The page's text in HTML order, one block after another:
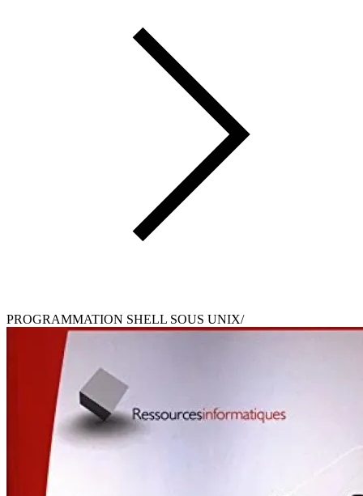
PROGRAMMATION SHELL SOUS UNIX/